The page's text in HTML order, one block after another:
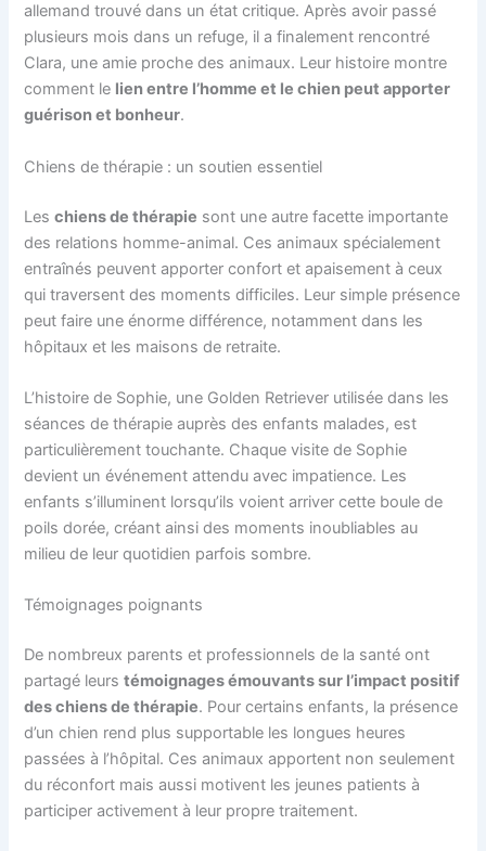
allemand trouvé dans un état critique. Après avoir passé
plusieurs mois dans un refuge, il a finalement rencontré
Clara, une amie proche des animaux. Leur histoire montre
comment le lien entre l’homme et le chien peut apporter
guérison et bonheur.
Chiens de thérapie : un soutien essentiel
Leschiens de thérapie sont une autre facette importante
des relations homme-animal. Ces animaux spécialement
entraînés peuvent apporter confort et apaisement à ceux
qui traversent des moments difficiles. Leur simple présence
peut faire une énorme différence, notamment dans les
hôpitaux et les maisons de retraite.
L’histoire de Sophie, une Golden Retriever utilisée dans les
séances de thérapie auprès des enfants malades, est
particulièrement touchante. Chaque visite de Sophie
devient un événement attendu avec impatience. Les
enfants s’illuminent lorsqu’ils voient arriver cette boule de
poils dorée, créant ainsi des moments inoubliables au
milieu de leur quotidien parfois sombre.
Témoignages poignants
De nombreux parents et professionnels de la santé ont
partagé leurstémoignages émouvants sur l’impact positif
des chiens de thérapie. Pour certains enfants, la présence
d’un chien rend plus supportable les longues heures
passées à l’hôpital. Ces animaux apportent non seulement
du réconfort mais aussi motivent les jeunes patients à
participer activement à leur propre traitement.